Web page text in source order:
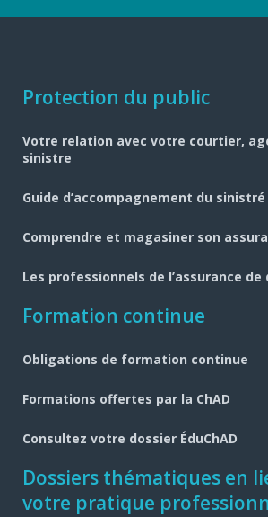
Navigation
pied
de
page
Protection du public
Votre relation avec votre courtier,
sinistre
Guide d’accompagnement du sinistré
Comprendre et magasiner son
Les professionnels de l’assurance de
Formation continue
Obligations de formation continue
Formations offertes par la ChAD
Consultez votre dossier ÉduChAD
Dossiers thématiques en
votre pratique